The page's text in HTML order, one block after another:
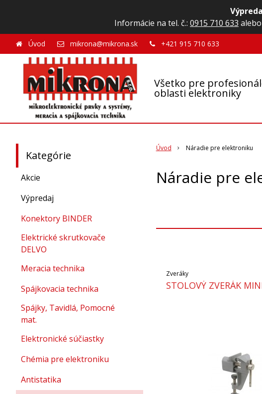
Informácie na tel. č.: 0915 710 633
Všetko pre
oblasti elektroniky
Úvod mikrona@mikrona.sk +421 915 710 633
Úvod Náradie pre elektroniku
Náradie pre
Zveráky
STOLOVÝ ZVERÁK
Kategórie
Akcie
Výpredaj
Konektory BINDER
Elektrické skrutkovače
DELVO
Meracia technika
Spájkovacia technika
Spájky, Tavidlá, Pomocné
mat.
Elektronické súčiastky
Chémia pre elektroniku
Antistatika